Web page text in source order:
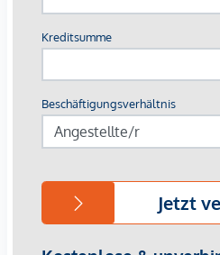
Fußbodenheizung und -
Fernwärme/Fernkälte
Klimaanlage im 8.
Hochwertiger
Videogegensprechanlage